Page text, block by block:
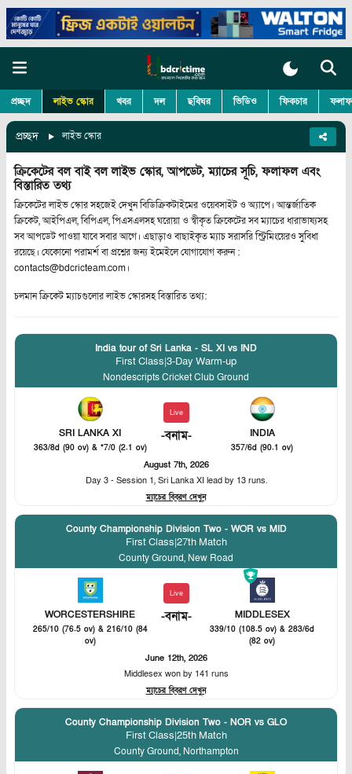
প্রচ্ছদ লাইভ স্কোর খবর দল ছবিঘর ভিডিও ফিকচার
প্রচ্ছদ লাইভ স্কোর
ক্রিকেটের বল বাই বল লাইভ স্কোর, আপডেট, ম্যাচের সূচি, ফলাফল এবং
বিস্তারিত তথ্য
ক্রিকেটের লাইভ স্কোর সহজেই দেখুন বিডিক্রিকটাইমের ওয়েবসাইট ও অ্যাপে। আন্তর্জাতিক
ক্রিকেট, আইপিএল, বিপিএল, পিএসএলসহ ঘরোয়া ও স্বীকৃত ক্রিকেটের সব ম্যাচের ধারাভাষ্যসহ
সব আপডেট পাওয়া যাবে সবার আগে। এছাড়াও বাছাইকৃত ম্যাচ সরাসরি স্ট্রিমিংয়েরও সুবিধা
রয়েছে। যেকোনো পরামর্শ বা প্রশ্নের জন্য ইমেইলে যোগাযোগ করুন :
contacts@bdcricteam.com।
চলমান ক্রিকেট ম্যাচগুলোর লাইভ স্কোরসহ বিস্তারিত তথ্য:
India tour of Sri Lanka - SL XI vs IND
First Class|3-Day Warm-up
Nondescripts Cricket Club Ground
SRI LANKA XI
363/8d (90 ov) & *7/0 (2.1 ov)
Live
-বনাম- INDIA
357/6d (90.1 ov)
August 7th, 2026
Day 3 - Session 1, Sri Lanka XI lead by 13 runs.
ম্যাচের বিবরণ দেখুন
County Championship Division Two - WOR vs MID
First Class|27th Match
County Ground, New Road
WORCESTERSHIRE
265/10 (76.5 ov) & 216/10 (84
ov)
Live
-বনাম- MIDDLESEX
339/10 (108.5 ov) & 283/6d
(82 ov)
June 12th, 2026
Middlesex won by 141 runs
ম্যাচের বিবরণ দেখুন
County Championship Division Two - NOR vs GLO
First Class|25th Match
County Ground, Northampton